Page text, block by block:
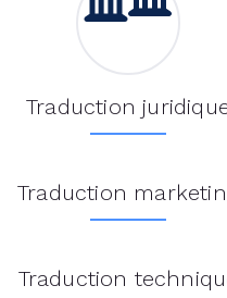
Traduction
Traduction
Traduction